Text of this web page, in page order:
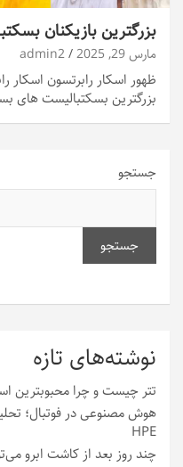
بزرگترین بازیکنان
مارس 29, 2025 admin2
ظهور اسکار رابرتسون اسکار
بزرگترین بسکتبالیست های
جستجو
جستجو
نوشته‌های تازه
تتر چیست و چرا محبوبترین
هوش مصنوعی در فوتبال؛
HPE
چند روز بعد از کاشت ابرو